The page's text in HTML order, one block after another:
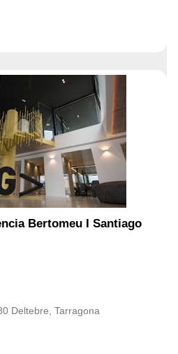
Bertomeu I Santiago
Deltebre, Tarragona